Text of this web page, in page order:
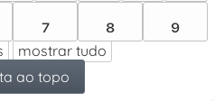
₇ ₈ ₉
mostrar tudo
ao topo